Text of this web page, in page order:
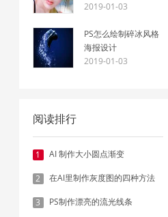
2019-01-03
PS怎么绘制碎冰风格
海报设计
2019-01-03
阅读排行
1 AI 制作大小圆点渐变
2 在AI里制作灰度图的四种方法
3 PS制作漂亮的流光线条